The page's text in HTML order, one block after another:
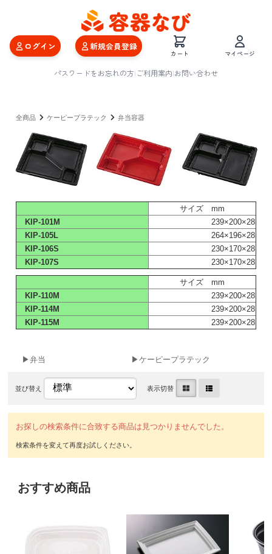
ログイン 新規会員登録
カート マイページ
パスワードをお忘れの方|ご利用案内|お問い合わせ
全商品 ケーピープラテック 弁当容器
サイズ mm
KIP-101M
239×200×28
KIP-105L
264×196×28
KIP-106S
230×170×28
KIP-107S
230×170×28
サイズ mm
KIP-110M
239×200×28
KIP-114M
239×200×28
KIP-115M
239×200×28
▶弁当 ▶ケーピープラテック
並び替え 表示切替
お探しの検索条件に合致する商品は見つかりませんでした。
おすすめ商品